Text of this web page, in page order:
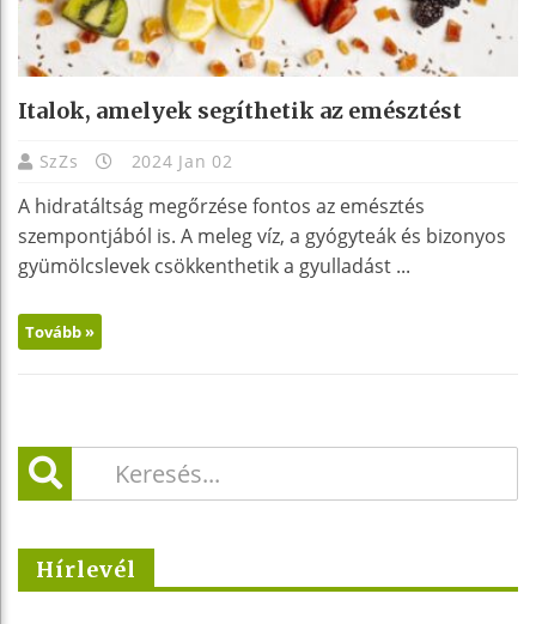
Italok, amelyek segíthetik az emésztést
SzZs 2024 Jan 02
A hidratáltság megőrzése fontos az emésztés
szempontjából is. A meleg víz, a gyógyteák és bizonyos
gyümölcslevek csökkenthetik a gyulladást ...
Tovább »
Hírlevél